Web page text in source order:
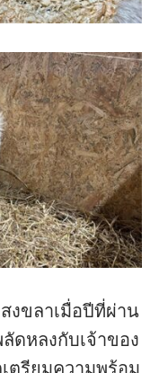
งขลาเมื่อปีที่ผ่าน
ดหลงกับเจ้าของ